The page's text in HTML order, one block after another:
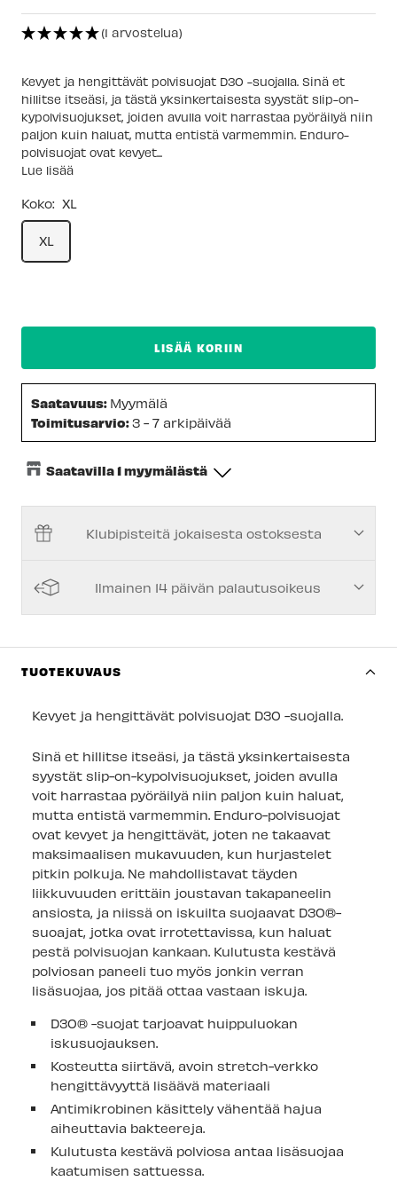
(1 arvostelua)
Kevyet ja hengittävät polvisuojat D3O -suojalla. Sinä et
hillitse itseäsi, ja tästä yksinkertaisesta syystät slip-on-
kypolvisuojukset, joiden avulla voit harrastaa pyöräilyä niin
paljon kuin haluat, mutta entistä varmemmin. Enduro-
polvisuojat ovat kevyet...
Lue lisää
Koko: XL
XL
LISÄÄ KORIIN
Saatavuus: Myymälä
Toimitusarvio:3 - 7 arkipäivää
Saatavilla 1 myymälästä
Keskusvarasto-Tilapäisesti loppu
Espoon Myymälä-Tilapäisesti loppu
Joensuun myymälä
Lappeenrannan myymälä-Tilapäisesti loppu
Klubipisteitä jokaisesta ostoksesta
Ilmainen 14 päivän palautusoikeus
TUOTEKUVAUS
Kevyet ja hengittävät polvisuojat D3O -suojalla.
Sinä et hillitse itseäsi, ja tästä yksinkertaisesta
syystät slip-on-kypolvisuojukset, joiden avulla
voit harrastaa pyöräilyä niin paljon kuin haluat,
mutta entistä varmemmin. Enduro-polvisuojat
ovat kevyet ja hengittävät, joten ne takaavat
maksimaalisen mukavuuden, kun hurjastelet
pitkin polkuja. Ne mahdollistavat täyden
liikkuvuuden erittäin joustavan takapaneelin
ansiosta, ja niissä on iskuilta suojaavat D3O®-
suoajat, jotka ovat irrotettavissa, kun haluat
pestä polvisuojan kankaan. Kulutusta kestävä
polviosan paneeli tuo myös jonkin verran
lisäsuojaa, jos pitää ottaa vastaan iskuja.
D3O® -suojat tarjoavat huippuluokan
iskusuojauksen.
Kosteutta siirtävä, avoin stretch-verkko
hengittävyyttä lisäävä materiaali
Antimikrobinen käsittely vähentää hajua
aiheuttavia bakteereja.
Kulutusta kestävä polviosa antaa lisäsuojaa
kaatumisen sattuessa.